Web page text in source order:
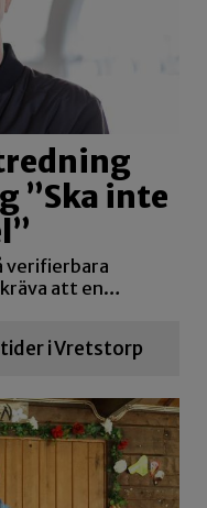
”Ska inte
verifierbara
att en…
i Vretstorp